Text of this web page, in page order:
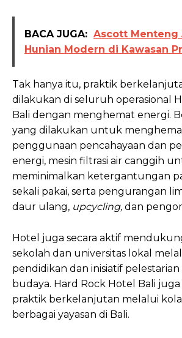
BACA JUGA: Ascott Menteng
Hunian Modern di Kawasan
Tak hanya itu, praktik
dilakukan di seluruh operasional
Bali dengan menghemat energi.
yang dilakukan untuk
penggunaan pencahayaan dan
energi, mesin filtrasi air canggih
meminimalkan ketergantungan
sekali pakai, serta pengurangan
daur ulang, upcycling, dan
Hotel juga secara aktif
sekolah dan universitas lokal
pendidikan dan inisiatif pelestarian
budaya. Hard Rock Hotel Bali
praktik berkelanjutan melalui
berbagai yayasan di Bali.